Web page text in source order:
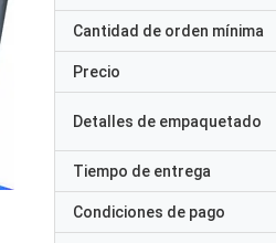
Cantidad de orden mínima
Precio
Detalles de empaquetado
Tiempo de entrega
Condiciones de pago